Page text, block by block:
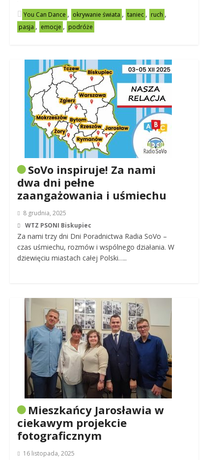
You Can Dance , okrywanie świata , taniec , ruch ,
pasja , emocje , podróże
SoVo inspiruje! Za nami
dwa dni pełne
zaangażowania i uśmiechu
8 grudnia, 2025
WTZ PSONI Biskupiec
Za nami trzy dni Dni Poradnictwa Radia SoVo –
czas uśmiechu, rozmów i wspólnego działania. W
dziewięciu miastach całej Polski…..
Mieszkańcy Jarosławia w
ciekawym projekcie
fotograficznym
16 listopada, 2025